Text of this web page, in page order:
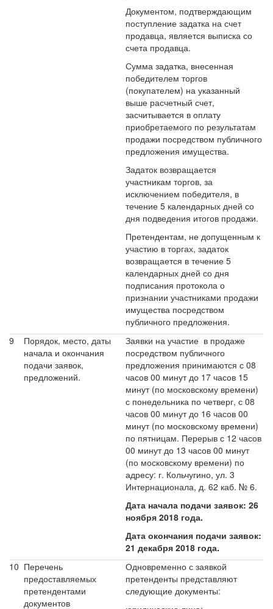
Документом, подтверждающим
поступление задатка на счет
продавца, является выписка со
счета продавца.
Сумма задатка, внесенная
победителем торгов
(покупателем) на указанный
выше расчетный счет,
засчитывается в оплату
приобретаемого по результатам
продажи посредством публичного
предложения имущества.
Задаток возвращается
участникам торгов, за
исключением победителя, в
течение 5 календарных дней со
дня подведения итогов продажи.
Претендентам, не допущенным к
участию в торгах, задаток
возвращается в течение 5
календарных дней со дня
подписания протокола о
признании участниками продажи
имущества посредством
публичного предложения.
9
Порядок, место, даты
начала и окончания
подачи заявок,
предложений.
Заявки на участие в продаже
посредством публичного
предложения принимаются с 08
часов 00 минут до 17 часов 15
минут (по московскому времени)
с понедельника по четверг, с 08
часов 00 минут до 16 часов 00
минут (по московскому времени)
по пятницам. Перерыв с 12 часов
00 минут до 13 часов 00 минут
(по московскому времени) по
адресу: г. Кольчугино, ул. 3
Интернационала, д. 62 каб. № 6.
Дата начала подачи заявок: 26
ноября 2018 года.
Дата окончания подачи заявок:
21 декабря 2018 года.
10 Перечень
предоставляемых
претендентами
документов
Одновременно с заявкой
претенденты представляют
следующие документы: